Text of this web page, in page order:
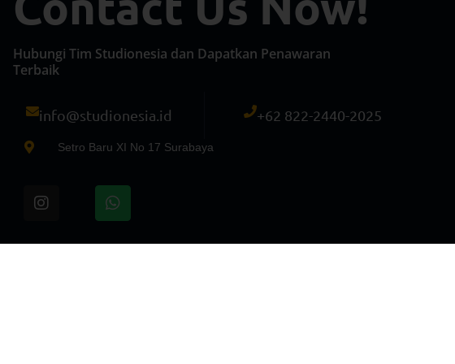
Hubungi Tim Studionesia dan Dapatkan Penawaran
Terbaik
info@studionesia.id +62 822-2440-2025
Setro Baru XI No 17 Surabaya